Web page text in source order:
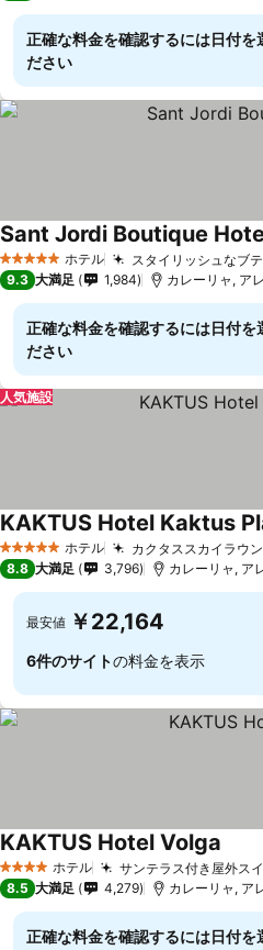
正確な料金を確認するには日付を
ださい
5 ホテルのランク
ホテル スタイリッシュなブ
Sant Jordi Boutique
9.3 大満足 1,984 カレーリャ, ア
正確な料金を確認するには日付を
ださい
人気施設
5 ホテルのランク
ホテル カクタススカイラウ
KAKTUS Hotel Kaktus
8.8 大満足 3,796 カレーリャ, ア
最安値 ￥22,164
6件のサイトの料金を表示
4 ホテルのランク
ホテル サンテラス付き屋外ス
KAKTUS Hotel Volga
8.5 大満足 4,279 カレーリャ, ア
正確な料金を確認するには日付を